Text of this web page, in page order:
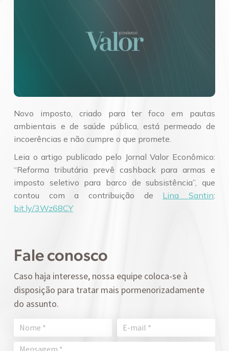
Novo imposto, criado para ter foco em pautas
ambientais e de saúde pública, está permeado de
incoerências e não cumpre o que promete.
Leia o artigo publicado pelo Jornal Valor Econômico:
“Reforma tributária prevê cashback para armas e
imposto seletivo para barco de subsistência”, que
contou com a contribuição de Lina Santin:
bit.ly/3Wz68CY
Fale conosco
Caso haja interesse, nossa equipe coloca-se à
disposição para tratar mais pormenorizadamente
do assunto.